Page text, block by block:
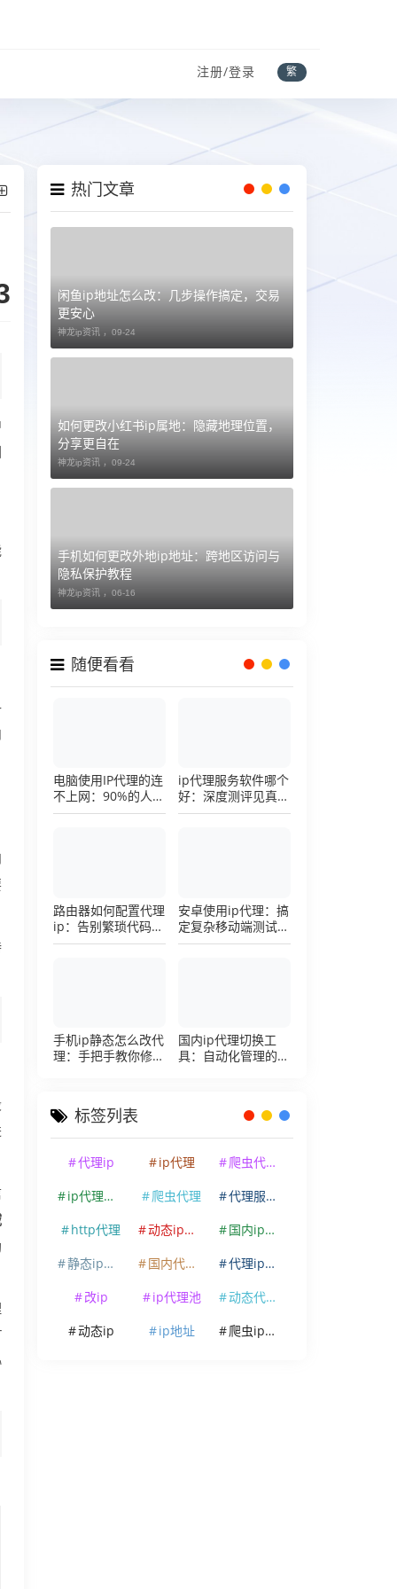
注册/登录 繁
热门文章
闲鱼ip地址怎么改：几步操作搞定，交易
更安心
神龙ip资讯 ， 09-24
如何更改小红书ip属地：隐藏地理位置，
分享更自在
神龙ip资讯 ， 09-24
手机如何更改外地ip地址：跨地区访问与
隐私保护教程
神龙ip资讯 ， 06-16
随便看看
电脑使用IP代理的连
不上网：90%的人踩
过这个坑，一招修复
ip代理服务软件哪个
好：深度测评见真
章，帮你把钱花在刀
路由器如何配置代理
ip：告别繁琐代码，
详解底层配置逻辑
安卓使用ip代理：搞
定复杂移动端测试环
境的超详细配置手册
手机ip静态怎么改代
理：手把手教你修改
国内ip代理切换工
具：自动化管理的效
标签列表
代理ip ip代理
爬虫代理ip
ip代理软件
爬虫代理
代理服务器
http代理
动态ip代理
国内ip代理
静态ip代理
国内代理ip
代理ip软件
改ip
ip代理池
动态代理ip
动态ip
ip地址 爬虫ip代理